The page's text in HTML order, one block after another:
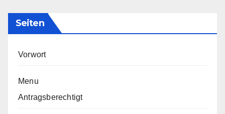
Seiten
Vorwort
Menu
Antragsberechtigt